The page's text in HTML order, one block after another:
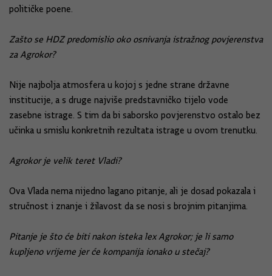
političke poene.
Zašto se HDZ predomislio oko osnivanja istražnog povjerenstva
za Agrokor?
Nije najbolja atmosfera u kojoj s jedne strane državne
institucije, a s druge najviše predstavničko tijelo vode
zasebne istrage. S tim da bi saborsko povjerenstvo ostalo bez
učinka u smislu konkretnih rezultata istrage u ovom trenutku.
Agrokor je velik teret Vladi?
Ova Vlada nema nijedno lagano pitanje, ali je dosad pokazala i
stručnost i znanje i žilavost da se nosi s brojnim pitanjima.
Pitanje je što će biti nakon isteka lex Agrokor; je li samo
kupljeno vrijeme jer će kompanija ionako u stečaj?